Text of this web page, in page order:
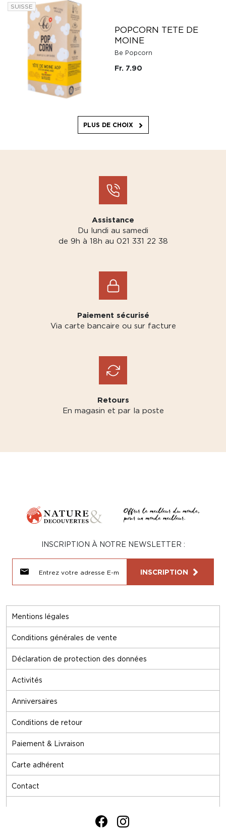
SUISSE
POPCORN TETE DE
MOINE
Be Popcorn
Fr. 7.90
PLUS DE CHOIX
Assistance
Du lundi au samedi
de 9h à 18h au 021 331 22 38
Paiement sécurisé
Via carte bancaire ou sur facture
Retours
En magasin et par la poste
Mentions légales
Conditions générales de vente
Déclaration de protection des données
Activités
Anniversaires
Conditions de retour
Paiement & Livraison
Carte adhérent
Contact
INSCRIPTION À NOTRE NEWSLETTER :
INSCRIPTION